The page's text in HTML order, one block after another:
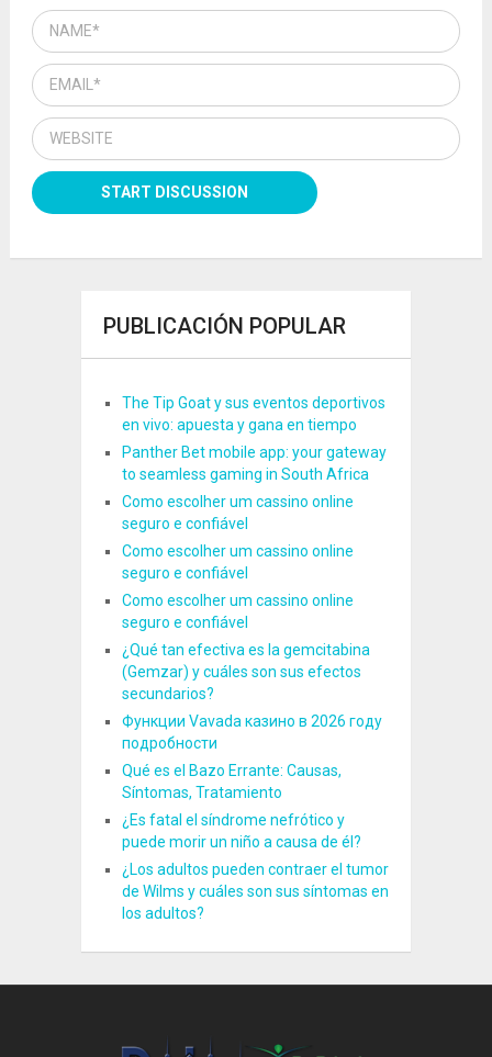
PUBLICACIÓN POPULAR
The Tip Goat y sus eventos deportivos
en vivo: apuesta y gana en tiempo
Panther Bet mobile app: your gateway
to seamless gaming in South Africa
Como escolher um cassino online
seguro e confiável
Como escolher um cassino online
seguro e confiável
Como escolher um cassino online
seguro e confiável
¿Qué tan efectiva es la gemcitabina
(Gemzar) y cuáles son sus efectos
secundarios?
Функции Vavada казино в 2026 году
подробности
Qué es el Bazo Errante: Causas,
Síntomas, Tratamiento
¿Es fatal el síndrome nefrótico y
puede morir un niño a causa de él?
¿Los adultos pueden contraer el tumor
de Wilms y cuáles son sus síntomas en
los adultos?